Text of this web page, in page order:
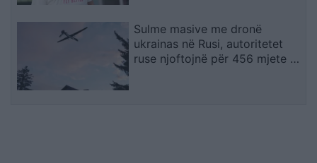
Sulme masive me dronë
ukrainas në Rusi, autoritetet
ruse njoftojnë për 456 mjete të